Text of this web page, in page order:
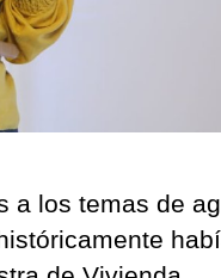
a los temas de